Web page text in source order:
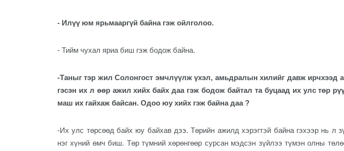
- Илүү юм ярьмааргүй байна гэж ойлголоо.
- Тийм чухал яриа биш гэж бодож байна.
-Таныг тэр жил Солонгост эмчлүүлж үхэл, амьдралын хилийг давж ирчхээд
гэсэн их л өөр ажил хийх байх даа гэж бодож байтал та буцаад их улс төр
маш их гайхаж байсан. Одоо юу хийх гэж байна даа ?
-Их улс төрсөөд байх юу байхав дээ. Төрийн ажилд хэрэгтэй байна гэхээр нь л
нэг хүний өмч биш. Төр түмний хөрөнгөөр сурсан мэдсэн зүйлээ түмэн олны